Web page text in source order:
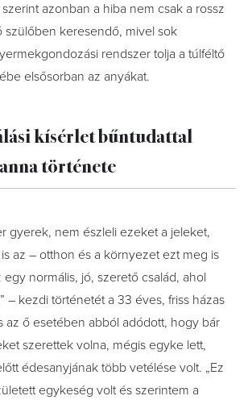
azonban a hiba nem csak a rossz
szülőben keresendő, mivel sok
rendszer tolja a túlféltő
elsősorban az anyákat.
kísérlet bűntudattal
története
gyerek, nem észleli ezeket a jeleket,
az – otthon és a környezet ezt meg is
normális, jó, szerető család, ahol
– kezdi történetét a 33 éves, friss házas
az ő esetében abból adódott, hogy bár
szerettek volna, mégis egyke lett,
édesanyjának több vetélése volt. „Ez
egykeség volt és szerintem a